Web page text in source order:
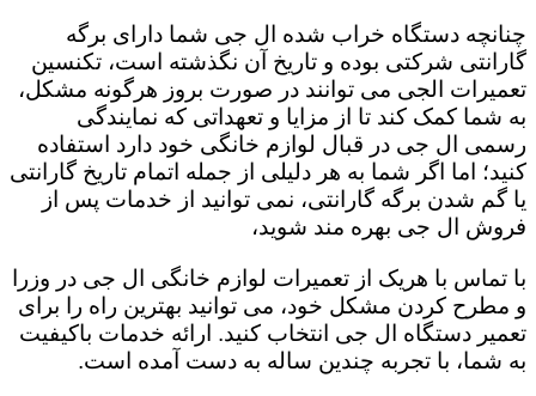
چنانچه دستگاه خراب شده ال جی شما دارای برگه
گارانتی شرکتی بوده و تاریخ آن نگذشته است، تکنسین
تعمیرات الجی می توانند در صورت بروز هرگونه مشکل،
به شما کمک کند تا از مزایا و تعهداتی که نمایندگی
رسمی ال جی در قبال لوازم خانگی خود دارد استفاده
کنید؛ اما اگر شما به هر دلیلی از جمله اتمام تاریخ گارانتی
یا گم شدن برگه گارانتی، نمی توانید از خدمات پس از
فروش ال جی بهره مند شوید،
با تماس با هریک از تعمیرات لوازم خانگی ال جی در وزرا
و مطرح کردن مشکل خود، می توانید بهترین راه را برای
تعمیر دستگاه ال جی انتخاب کنید. ارائه خدمات باکیفیت
به شما، با تجربه چندین ساله به دست آمده است.